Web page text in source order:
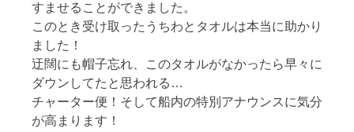
すませることができました。
このとき受け取ったうちわとタオルは本当に助かり
ました！
迂闊にも帽子忘れ、このタオルがなかったら早々に
ダウンしてたと思われる…
チャーター便！そして船内の特別アナウンスに気分
が高まります！